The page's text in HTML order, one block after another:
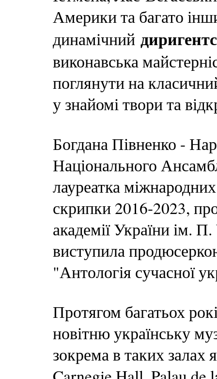
Америки та багато
динамічний
виконавська
поглянути на
у знайомі твори та
Богдана Півненко -
Національного
лауреатка
скрипки 2016-2023,
академії України ім.
виступила
"Антологія сучасної
Протягом багатьох
новітню українську
зокрема в таких